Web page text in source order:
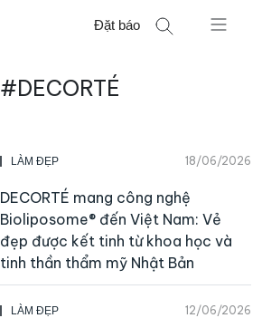
Đặt báo
#DECORTÉ
LÀM ĐẸP 18/06/2026
DECORTÉ mang công nghệ
Bioliposome® đến Việt Nam: Vẻ
đẹp được kết tinh từ khoa học và
tinh thần thẩm mỹ Nhật Bản
LÀM ĐẸP 12/06/2026